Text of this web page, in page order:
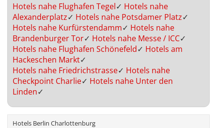
Hotels nahe Flughafen Tegel✓ Hotels nahe
Alexanderplatz✓ Hotels nahe Potsdamer Platz✓
Hotels nahe Kurfürstendamm✓ Hotels nahe
Brandenburger Tor✓ Hotels nahe Messe / ICC✓
Hotels nahe Flughafen Schönefeld✓ Hotels am
Hackeschen Markt✓
Hotels nahe Friedrichstrasse✓ Hotels nahe
Checkpoint Charlie✓ Hotels nahe Unter den
Linden✓
Hotels Berlin Charlottenburg